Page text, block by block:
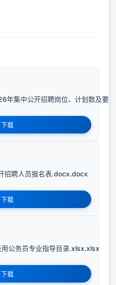
年集中公开招聘岗位、计划数及要
下载
招聘人员报名表.docx.docx
下载
公务员专业指导目录.xlsx.xlsx
下载